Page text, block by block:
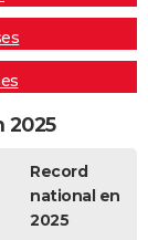
2025
Record
national en
2025